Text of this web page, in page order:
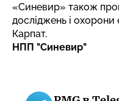
«Синевир» також
досліджень і
Карпат.
НПП "Синевир"